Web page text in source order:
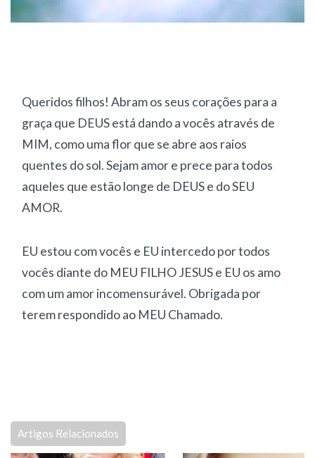
Queridos filhos! Abram os seus corações para a
graça que DEUS está dando a vocês através de
MIM, como uma flor que se abre aos raios
quentes do sol. Sejam amor e prece para todos
aqueles que estão longe de DEUS e do SEU
AMOR.
EU estou com vocês e EU intercedo por todos
vocês diante do MEU FILHO JESUS e EU os amo
com um amor incomensurável. Obrigada por
terem respondido ao MEU Chamado.
Artigos Relacionados